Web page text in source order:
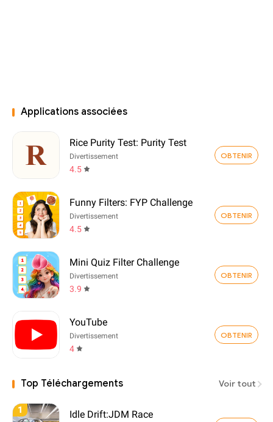
Applications associées
Rice Purity Test: Purity Test
Divertissement
4.5
OBTENIR
Funny Filters: FYP Challenge
Divertissement
4.5
OBTENIR
Mini Quiz Filter Challenge
Divertissement
3.9
OBTENIR
YouTube
Divertissement
4
OBTENIR
Top Téléchargements Voir tout
1 Idle Drift:JDM Race